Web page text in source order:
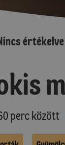
értékelve
perc között